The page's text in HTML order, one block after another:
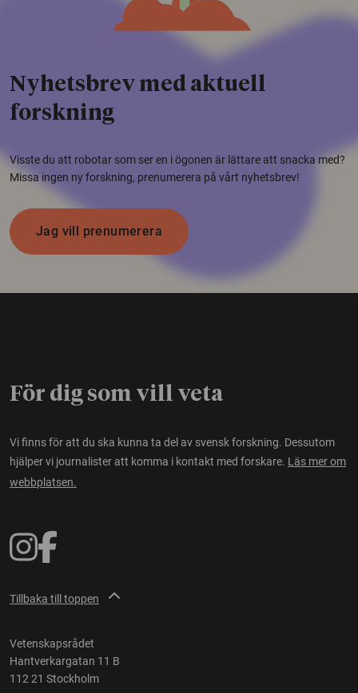
Nyhetsbrev med aktuell
forskning
Visste du att robotar som ser en i ögonen är lättare att snacka med?
Missa ingen ny forskning, prenumerera på vårt nyhetsbrev!
Jag vill prenumerera
För dig som vill veta
Vi finns för att du ska kunna ta del av svensk forskning. Dessutom
hjälper vi journalister att komma i kontakt med forskare. Läs mer om
webbplatsen.
Tillbaka till toppen
Vetenskapsrådet
Hantverkargatan 11 B
112 21 Stockholm